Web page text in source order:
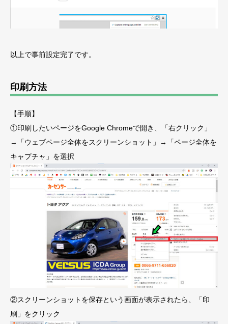
以上で事前設定完了です。
印刷方法
【手順】
①印刷したいページをGoogle Chromeで開き、「右クリック」
→「ウェブページ全体をスクリーンショット」→「ページ全体を
キャプチャ」を選択
②スクリーンショットを保存という画面が表示されたら、「印
刷」をクリック